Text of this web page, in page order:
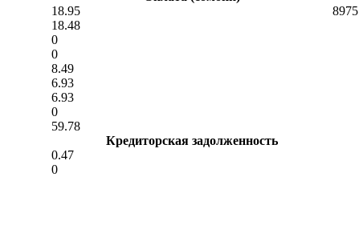
18.95
8975
18.48
0
0
8.49
6.93
6.93
0
59.78
Кредиторская задолженность
0.47
0